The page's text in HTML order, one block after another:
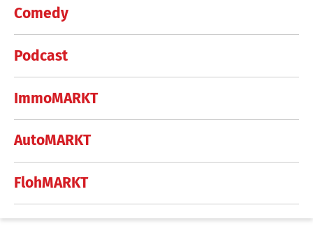
Comedy
Podcast
ImmoMARKT
AutoMARKT
FlohMARKT